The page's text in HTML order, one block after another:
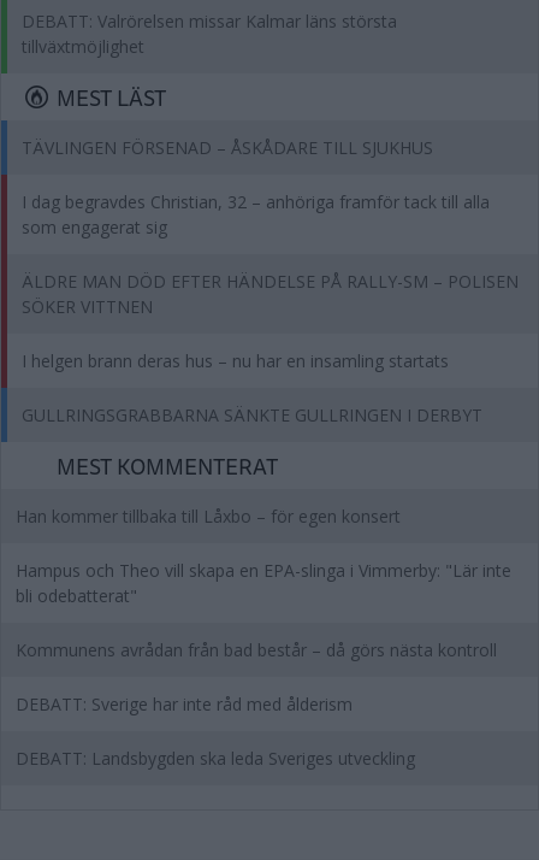
DEBATT: Valrörelsen missar Kalmar läns största
tillväxtmöjlighet
MEST LÄST
TÄVLINGEN FÖRSENAD – ÅSKÅDARE TILL SJUKHUS
I dag begravdes Christian, 32 – anhöriga framför tack till alla
som engagerat sig
ÄLDRE MAN DÖD EFTER HÄNDELSE PÅ RALLY-SM – POLISEN
SÖKER VITTNEN
I helgen brann deras hus – nu har en insamling startats
GULLRINGSGRABBARNA SÄNKTE GULLRINGEN I DERBYT
MEST KOMMENTERAT
Han kommer tillbaka till Låxbo – för egen konsert
Hampus och Theo vill skapa en EPA-slinga i Vimmerby: "Lär inte
bli odebatterat"
Kommunens avrådan från bad består – då görs nästa kontroll
DEBATT: Sverige har inte råd med ålderism
DEBATT: Landsbygden ska leda Sveriges utveckling